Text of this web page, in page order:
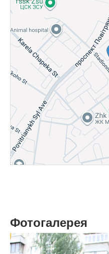
Фотогалерея